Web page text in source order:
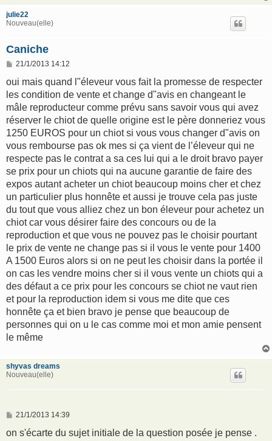
julie22
Nouveau(elle)
Caniche
M
s
a
g
e
21/1/2013 14:12
oui mais quand l"éleveur vous fait la promesse de respecter
les condition de vente et change d"avis en changeant le
mâle reproducteur comme prévu sans savoir vous qui avez
réserver le chiot de quelle origine est le père donneriez vous
1250 EUROS pour un chiot si vous vous changer d"avis on
vous rembourse pas ok mes si ça vient de l’éleveur qui ne
respecte pas le contrat a sa ces lui qui a le droit bravo payer
se prix pour un chiots qui na aucune garantie de faire des
expos autant acheter un chiot beaucoup moins cher et chez
un particulier plus honnête et aussi je trouve cela pas juste
du tout que vous alliez chez un bon éleveur pour achetez un
chiot car vous désirer faire des concours ou de la
reproduction et que vous ne pouvez pas le choisir pourtant
le prix de vente ne change pas si il vous le vente pour 1400
A 1500 Euros alors si on ne peut les choisir dans la portée il
on cas les vendre moins cher si il vous vente un chiots qui a
des défaut a ce prix pour les concours se chiot ne vaut rien
et pour la reproduction idem si vous me dite que ces
honnête ça et bien bravo je pense que beaucoup de
personnes qui on u le cas comme moi et mon amie pensent
le même
shyvas dreams
Nouveau(elle)
M
s
21/1/2013 14:39
on s'écarte du sujet initiale de la question posée je pense .